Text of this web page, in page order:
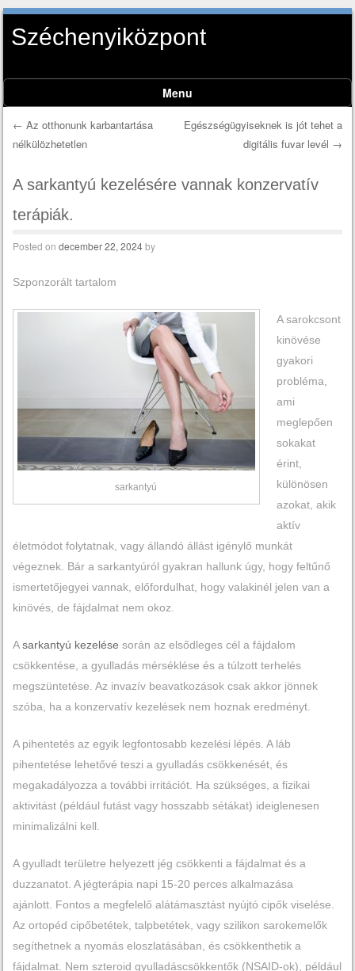
Széchenyiközpont
Menu
Skip to content
Post navigation
← Az otthonunk karbantartása
nélkülözhetetlen
Egészségügyiseknek is jót tehet a
digitális fuvar levél →
A sarkantyú kezelésére vannak konzervatív
terápiák.
Posted on december 22, 2024by
Szponzorált tartalom
sarkantyú
A sarokcsont
kinövése
gyakori
probléma,
ami
meglepően
sokakat
érint,
különösen
azokat, akik
aktív
életmódot folytatnak, vagy állandó állást igénylő munkát
végeznek. Bár a sarkantyúról gyakran hallunk úgy, hogy feltűnő
ismertetőjegyei vannak, előfordulhat, hogy valakinél jelen van a
kinövés, de fájdalmat nem okoz.
Asarkantyú kezelése során az elsődleges cél a fájdalom
csökkentése, a gyulladás mérséklése és a túlzott terhelés
megszüntetése. Az invazív beavatkozások csak akkor jönnek
szóba, ha a konzervatív kezelések nem hoznak eredményt.
A pihentetés az egyik legfontosabb kezelési lépés. A láb
pihentetése lehetővé teszi a gyulladás csökkenését, és
megakadályozza a további irritációt. Ha szükséges, a fizikai
aktivitást (például futást vagy hosszabb sétákat) ideiglenesen
minimalizálni kell.
A gyulladt területre helyezett jég csökkenti a fájdalmat és a
duzzanatot. A jégterápia napi 15-20 perces alkalmazása
ajánlott. Fontos a megfelelő alátámasztást nyújtó cipők viselése.
Az ortopéd cipőbetétek, talpbetétek, vagy szilikon sarokemelők
segíthetnek a nyomás eloszlatásában, és csökkenthetik a
fájdalmat. Nem szteroid gyulladáscsökkentők (NSAID-ok), például